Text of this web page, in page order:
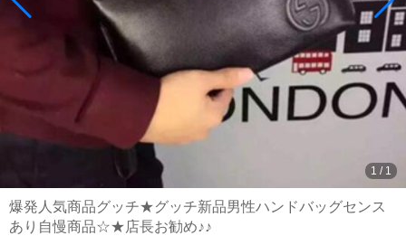
1 / 1
爆発人気商品グッチ★グッチ新品男性ハンドバッグセンス
あり自慢商品☆★店長お勧め♪♪